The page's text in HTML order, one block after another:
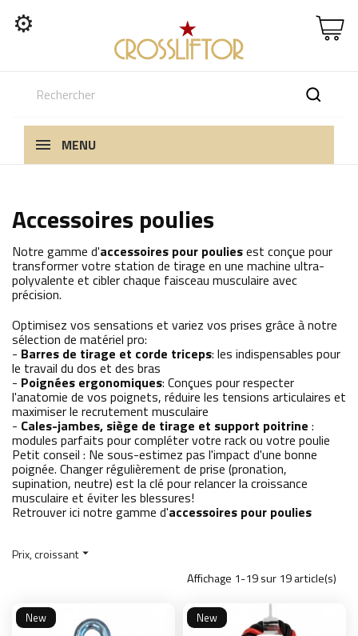
⚙
MENU
Accessoires poulies
Notre gamme d'accessoires pour pouliesest conçue pour
transformer votre station de tirage en une machine ultra-
polyvalente et cibler chaque faisceau musculaire avec
précision.
Optimisez vos sensations et variez vos prises grâce à notre
sélection de matériel pro:
- Barres de tirage et corde triceps: les indispensables pour
le travail du dos et des bras
- Poignées ergonomiques: Conçues pour respecter
l'anatomie de vos poignets, réduire les tensions articulaires et
maximiser le recrutement musculaire
- Cales-jambes, siège de tirage et support poitrine :
modules parfaits pour compléter votre rack ou votre poulie
Petit conseil : Ne sous-estimez pas l'impact d'une bonne
poignée. Changer régulièrement de prise (pronation,
supination, neutre) est la clé pour relancer la croissance
musculaire et éviter les blessures!
Retrouver ici notre gamme d'accessoires pour poulies
Prix, croissant
Affichage 1-19 sur 19 article(s)
New New